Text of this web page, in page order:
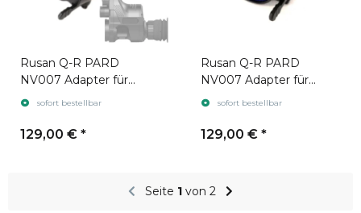
Rusan Q-R PARD
NV007 Adapter für
Zielfernrohr Swarovski
sofort bestellbar
129,00 € *
Rusan Q-R PARD
NV007 Adapter für
Zielfernrohr Zeiss V8
sofort bestellbar
129,00 € *
Seite 1 von 2